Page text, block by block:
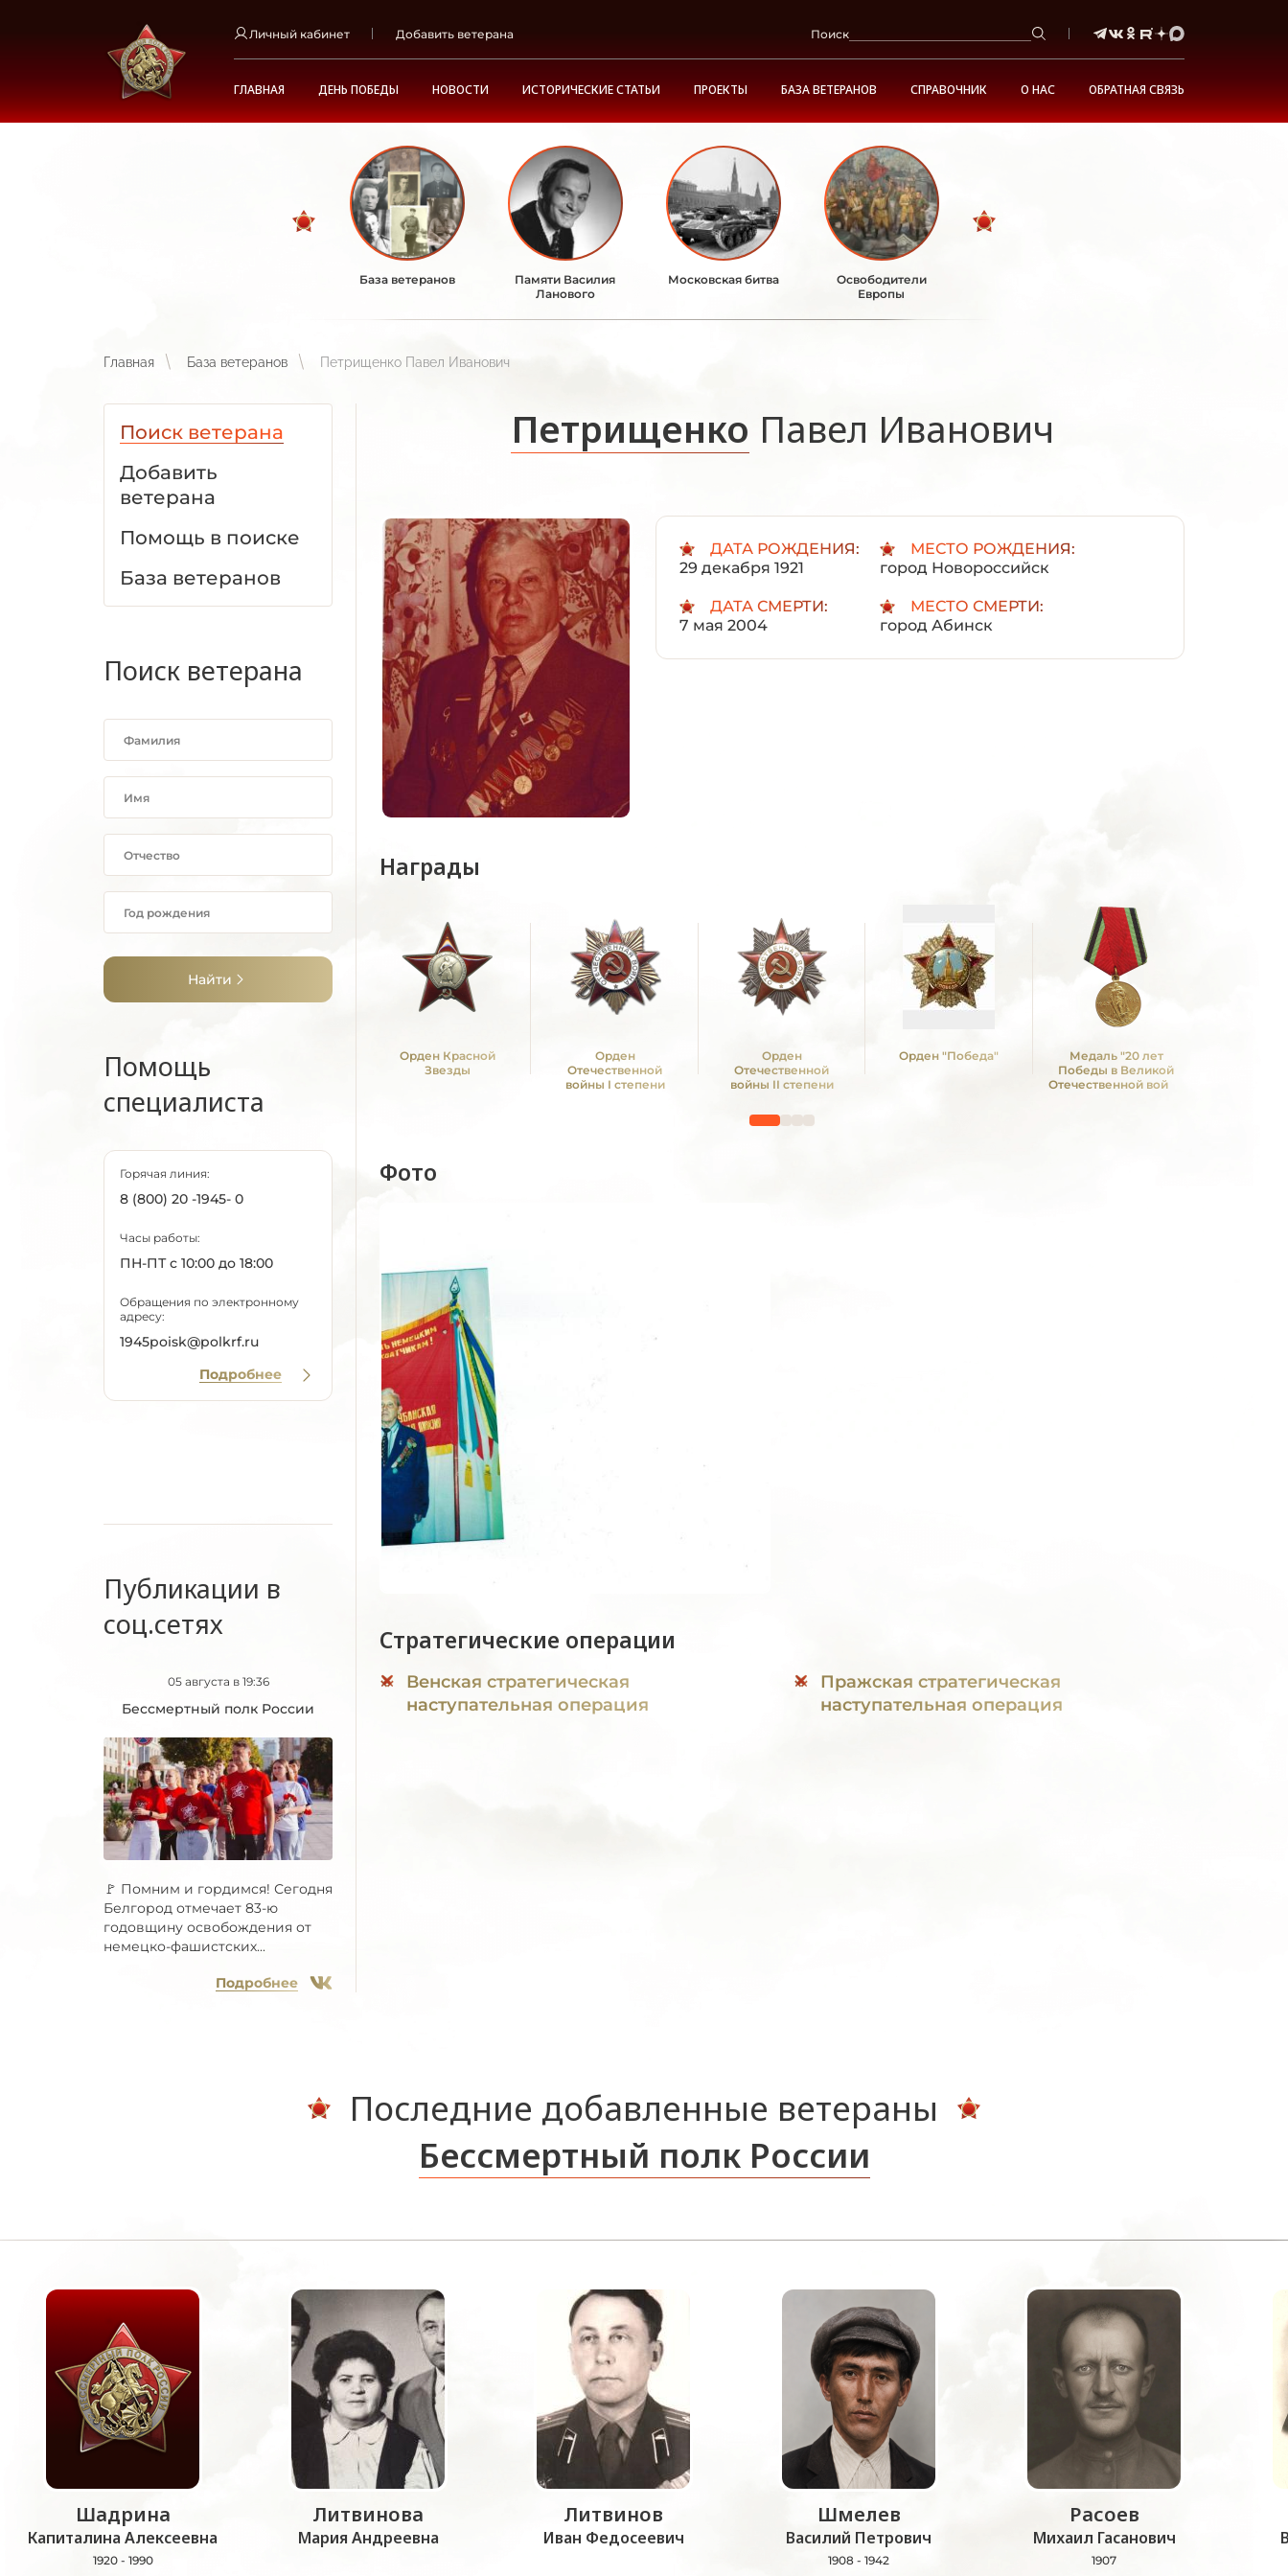
Личный кабинет Добавить ветерана Поиск
ГЛАВНАЯ ДЕНЬ ПОБЕДЫ НОВОСТИ ИСТОРИЧЕСКИЕ СТАТЬИ ПРОЕКТЫ БАЗА ВЕТЕРАНОВ СПРАВОЧНИК О НАС ОБРАТНАЯ СВЯЗЬ
База ветеранов
Памяти Василия
Ланового
Московская битва
Освободители
Европы
Главная База ветеранов Петрищенко Павел Иванович
Поиск ветерана
Добавить
ветерана
Помощь в поиске
База ветеранов
Поиск ветерана
Найти
Помощь
специалиста
Горячая линия:
8 (800) 20 -1945- 0
Часы работы:
ПН-ПТ с 10:00 до 18:00
Обращения по электронному
адресу:
1945poisk@polkrf.ru
Подробнее
Публикации в
соц.сетях
05 августа в 19:36
Бессмертный полк России
🚩 Помним и гордимся! Сегодня
Белгород отмечает 83-ю
годовщину освобождения от
немецко-фашистских...
Подробнее
Петрищенко Павел Иванович
ДАТА РОЖДЕНИЯ:
29 декабря 1921
МЕСТО РОЖДЕНИЯ:
город Новороссийск
ДАТА СМЕРТИ:
7 мая 2004
МЕСТО СМЕРТИ:
город Абинск
Награды
Орден Красной
Звезды
Орден
Отечественной
войны I степени
Орден
Отечественной
войны II степени
Орден "Победа"
Медаль "20 лет
Победы в Великой
Отечественной войне
Фото
Стратегические операции
Венская стратегическая
наступательная операция
Пражская стратегическая
наступательная операция
Последние добавленные ветераны
Бессмертный полк России
Шадрина
Капиталина Алексеевна
1920 - 1990
Литвинова
Мария Андреевна
Литвинов
Иван Федосеевич
Шмелев
Василий Петрович
1908 - 1942
Расоев
Михаил Гасанович
1907